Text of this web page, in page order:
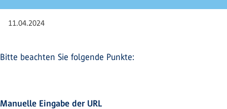
11.04.2024
Bitte beachten Sie folgende Punkte:
Manuelle Eingabe der URL